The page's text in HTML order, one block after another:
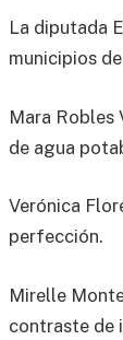
La diputada
municipios
Mara Robles
de agua
Verónica
perfección.
Mirelle
contraste de